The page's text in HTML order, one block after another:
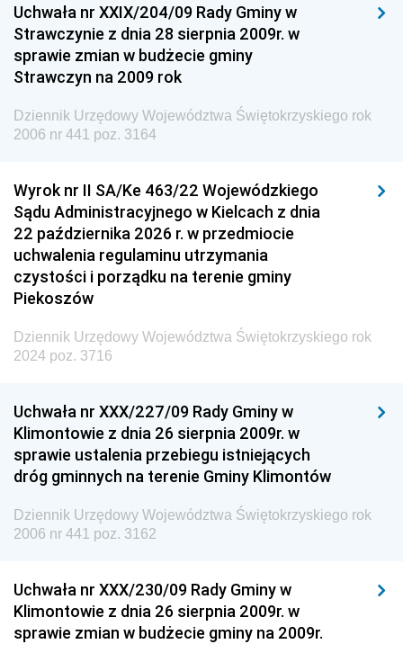
Dziennik Urzędowy Ministra Przemysłu
Dziennik Urzędowy Ministra Finansów i Gospodarki
Dziennik Urzędowy Ministra do Spraw Unii
Dziennik Urzędowy Agencji Wywiadu
Uchwała nr XXIX/204/09 Rady Gminy w
Strawczynie z dnia 28 sierpnia 2009r. w
sprawie zmian w budżecie gminy
Strawczyn na 2009 rok
Dziennik Urzędowy Województwa Świętokrzyskiego rok
2006 nr 441 poz. 3164
Wyrok nr II SA/Ke 463/22 Wojewódzkiego
Sądu Administracyjnego w Kielcach z dnia
22 października 2026 r. w przedmiocie
uchwalenia regulaminu utrzymania
czystości i porządku na terenie gminy
Piekoszów
Dziennik Urzędowy Województwa Świętokrzyskiego rok
2024 poz. 3716
Uchwała nr XXX/227/09 Rady Gminy w
Klimontowie z dnia 26 sierpnia 2009r. w
sprawie ustalenia przebiegu istniejących
dróg gminnych na terenie Gminy Klimontów
Dziennik Urzędowy Województwa Świętokrzyskiego rok
2006 nr 441 poz. 3162
Uchwała nr XXX/230/09 Rady Gminy w
Klimontowie z dnia 26 sierpnia 2009r. w
sprawie zmian w budżecie gminy na 2009r.